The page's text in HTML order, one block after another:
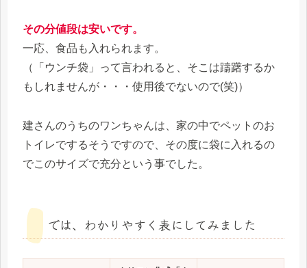
その分値段は安いです。
一応、食品も入れられます。
（「ウンチ袋」って言われると、そこは躊躇するか
もしれませんが・・・使用後でないので(笑)）
建さんのうちのワンちゃんは、家の中でペットのお
トイレでするそうですので、その度に袋に入れるの
でこのサイズで充分という事でした。
では、わかりやすく表にしてみました